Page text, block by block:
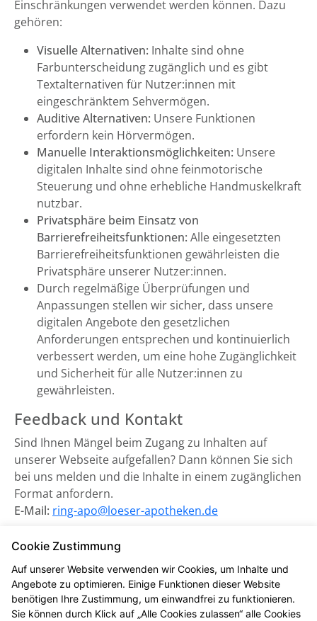
Einschränkungen verwendet werden können. Dazu
gehören:
Visuelle Alternativen: Inhalte sind ohne
Farbunterscheidung zugänglich und es gibt
Textalternativen für Nutzer:innen mit
eingeschränktem Sehvermögen.
Auditive Alternativen: Unsere Funktionen
erfordern kein Hörvermögen.
Manuelle Interaktionsmöglichkeiten: Unsere
digitalen Inhalte sind ohne feinmotorische
Steuerung und ohne erhebliche Handmuskelkraft
nutzbar.
Privatsphäre beim Einsatz von
Barrierefreiheitsfunktionen: Alle eingesetzten
Barrierefreiheitsfunktionen gewährleisten die
Privatsphäre unserer Nutzer:innen.
Durch regelmäßige Überprüfungen und
Anpassungen stellen wir sicher, dass unsere
digitalen Angebote den gesetzlichen
Anforderungen entsprechen und kontinuierlich
verbessert werden, um eine hohe Zugänglichkeit
und Sicherheit für alle Nutzer:innen zu
gewährleisten.
Feedback und Kontakt
Sind Ihnen Mängel beim Zugang zu Inhalten auf
unserer Webseite aufgefallen? Dann können Sie sich
bei uns melden und die Inhalte in einem zugänglichen
Format anfordern.
E-Mail: ring-apo@loeser-apotheken.de
Zuständige Marktüberwachungsbehörde:
Marktüberwachungsstelle der Länder für die
Barrierefreiheit von Produkten und Dienstleistungen
(MLBF) in Magdeburg, Sachsen-Anhalt.
Cookie Zustimmung
Auf unserer Website verwenden wir Cookies, um Inhalte und
Angebote zu optimieren. Einige Funktionen dieser Website
benötigen Ihre Zustimmung, um einwandfrei zu funktionieren.
Sie können durch Klick auf „Alle Cookies zulassen“ alle Cookies